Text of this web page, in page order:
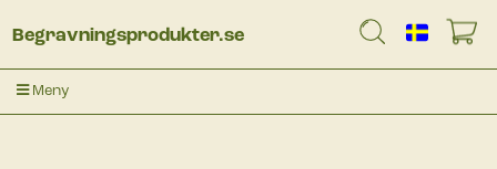
Begravningsprodukter.se
Meny